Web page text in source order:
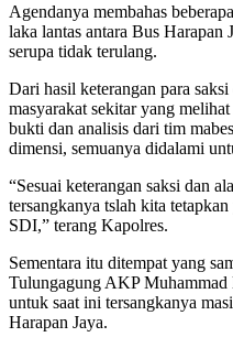
Agendanya membahas
laka lantas antara Bus
serupa tidak terulang.
Dari hasil keterangan para
masyarakat sekitar yang
bukti dan analisis dari tim
dimensi, semuanya didalami
“Sesuai keterangan saksi dan
tersangkanya tslah kita
SDI,” terang Kapolres.
Sementara itu ditempat yang
Tulungagung AKP Muhammad
untuk saat ini tersangkanya
Harapan Jaya.